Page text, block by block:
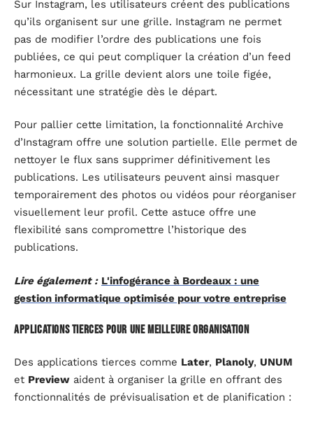
Sur Instagram, les utilisateurs créent des publications
qu’ils organisent sur une grille. Instagram ne permet
pas de modifier l’ordre des publications une fois
publiées, ce qui peut compliquer la création d’un feed
harmonieux. La grille devient alors une toile figée,
nécessitant une stratégie dès le départ.
Pour pallier cette limitation, la fonctionnalité Archive
d’Instagram offre une solution partielle. Elle permet de
nettoyer le flux sans supprimer définitivement les
publications. Les utilisateurs peuvent ainsi masquer
temporairement des photos ou vidéos pour réorganiser
visuellement leur profil. Cette astuce offre une
flexibilité sans compromettre l’historique des
publications.
Lire également : L'infogérance à Bordeaux : une
gestion informatique optimisée pour votre entreprise
Applications tierces pour une meilleure organisation
Des applications tierces comme Later, Planoly, UNUM
et Preview aident à organiser la grille en offrant des
fonctionnalités de prévisualisation et de planification :